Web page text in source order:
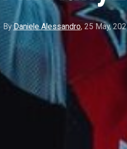
ByDaniele Alessandro, 25 May,